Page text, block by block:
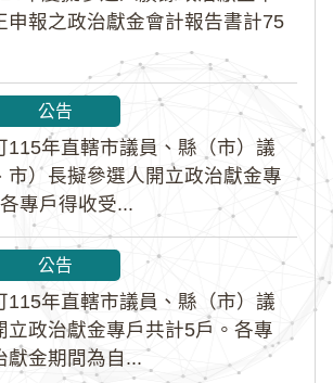
申報之政治獻金會計報告書計75
公告
115年直轄市議員、縣（市）議
市）長擬參選人開立政治獻金專
專戶得收受...
公告
115年直轄市議員、縣（市）議
立政治獻金專戶共計5戶。各專
獻金期間為自...